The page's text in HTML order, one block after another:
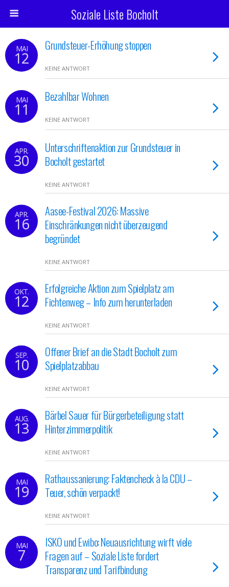
Soziale Liste Bocholt
MAI
12
Grundsteuer-Erhöhung stoppen
KEINE ANTWORT
MAI
11
Bezahlbar Wohnen
KEINE ANTWORT
APR.
30
Unterschriftenaktion zur Grundsteuer in
Bocholt gestartet
KEINE ANTWORT
APR.
16
Aasee-Festival 2026: Massive
Einschränkungen nicht überzeugend
begründet
KEINE ANTWORT
OKT.
12
Erfolgreiche Aktion zum Spielplatz am
Fichtenweg – Info zum herunterladen
KEINE ANTWORT
SEP.
10
Offener Brief an die Stadt Bocholt zum
Spielplatzabbau
KEINE ANTWORT
AUG.
13
Bärbel Sauer für Bürgerbeteiligung statt
Hinterzimmerpolitik
KEINE ANTWORT
MAI
19
Rathaussanierung: Faktencheck à la CDU –
Teuer, schön verpackt!
KEINE ANTWORT
MAI
7
ISKO und Ewibo: Neuausrichtung wirft viele
Fragen auf – Soziale Liste fordert
Transparenz und Tarifbindung